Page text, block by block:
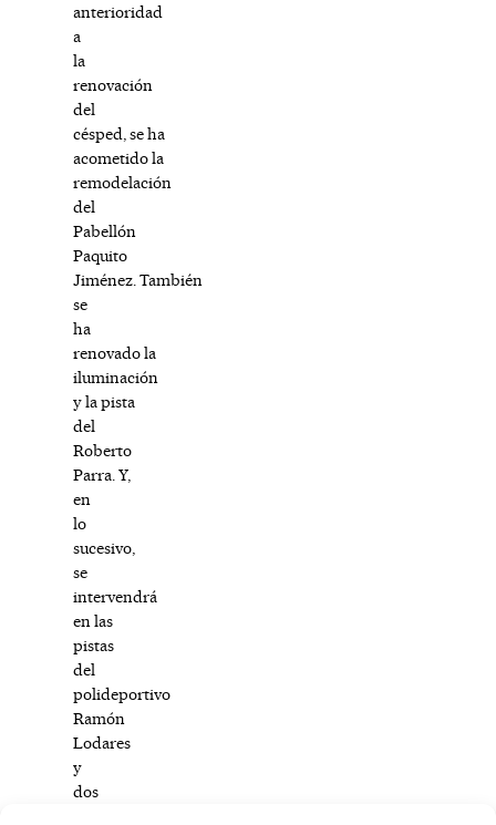
anterioridad
a
la
renovación
del
césped, se ha
acometido la
remodelación
del
Pabellón
Paquito
Jiménez. También
se
ha
renovado la
iluminación
y la pista
del
Roberto
Parra. Y,
en
lo
sucesivo,
se
intervendrá
en las
pistas
del
polideportivo
Ramón
Lodares
y
dos